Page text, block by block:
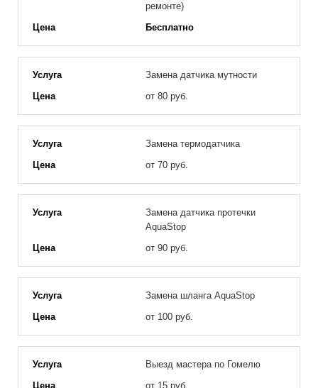
ремонте)
Бесплатно
Замена датчика мутности
от 80 руб.
Замена термодатчика
от 70 руб.
Замена датчика протечки
AquaStop
от 90 руб.
Замена шланга AquaStop
от 100 руб.
Выезд мастера по Гомелю
от 15 руб.